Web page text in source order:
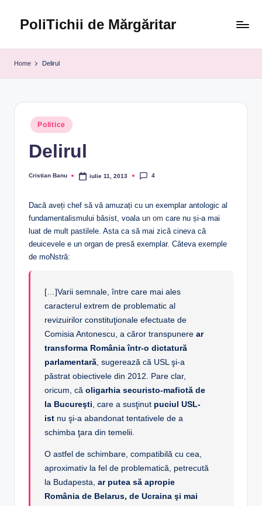
PoliTichii de Mărgăritar
Home Delirul
Posted
in
Politice
Delirul
Posted
Cristian Banu iulie 11, 2013 4
Dacă aveți chef să vă amuzați cu un exemplar antologic al
fundamentalismului băsist, voala un om care nu și-a mai
luat de mult pastilele. Asta ca să mai zică cineva că
deuicevele e un organ de presă exemplar. Câteva exemple
de moNstră:
[…]Varii semnale, între care mai ales
caracterul extrem de problematic al
revizuirilor constituţionale efectuate de
Comisia Antonescu, a căror transpunerear
transforma România într-o dictatură
parlamentară , sugerează că USL şi-a
păstrat obiectivele din 2012. Pare clar,
oricum, căoligarhia securisto-mafiotă de
la Bucureşti , care a susţinut puciul USL-
ist nu şi-a abandonat tentativele de a
schimba ţara din temelii.
O astfel de schimbare, compatibilă cu cea,
aproximativ la fel de problematică, petrecută
la Budapesta,ar putea să apropie
România de Belarus, de Ucraina şi mai